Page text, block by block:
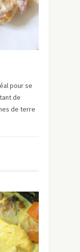
pour se
de
de terre